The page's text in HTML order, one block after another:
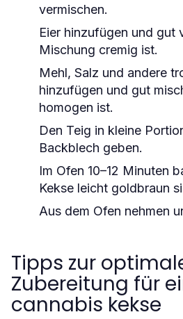
vermischen.
Eier hinzufügen und gut
Mischung cremig ist.
Mehl, Salz und andere
hinzufügen und gut
homogen ist.
Den Teig in kleine
Backblech geben.
Im Ofen 10–12 Minuten
Kekse leicht goldbraun
Aus dem Ofen nehmen
Tipps zur
Zubereitung für
cannabis kekse